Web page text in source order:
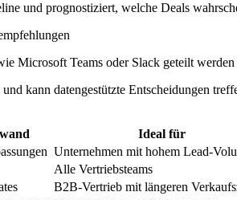
und prognostiziert, welche Deals
Microsoft Teams oder Slack geteilt werden
kann datengestützte Entscheidungen
Ideal für
Unternehmen mit hohem Lead-
Alle Vertriebsteams
B2B-Vertrieb mit längeren